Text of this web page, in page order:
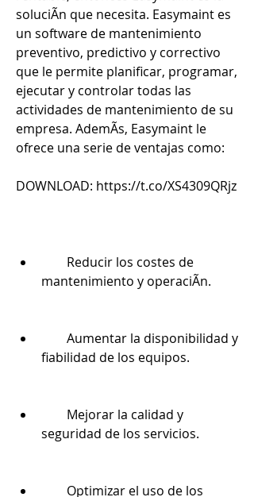
soluciÃn que necesita. Easymaint es
un software de mantenimiento
preventivo, predictivo y correctivo
que le permite planificar, programar,
ejecutar y controlar todas las
actividades de mantenimiento de su
empresa. AdemÃs, Easymaint le
ofrece una serie de ventajas como:
DOWNLOAD: https://t.co/XS4309QRjz
mantenimiento y operaciÃn.
fiabilidad de los equipos.
seguridad de los servicios.